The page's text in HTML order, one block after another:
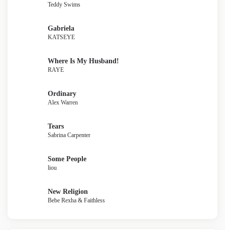
Teddy Swims
Gabriela
KATSEYE
Where Is My Husband!
RAYE
Ordinary
Alex Warren
Tears
Sabrina Carpenter
Some People
liou
New Religion
Bebe Rexha & Faithless